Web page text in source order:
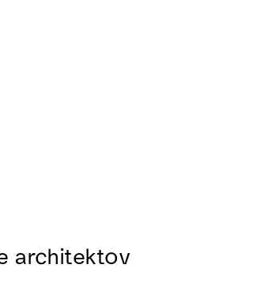
architektov